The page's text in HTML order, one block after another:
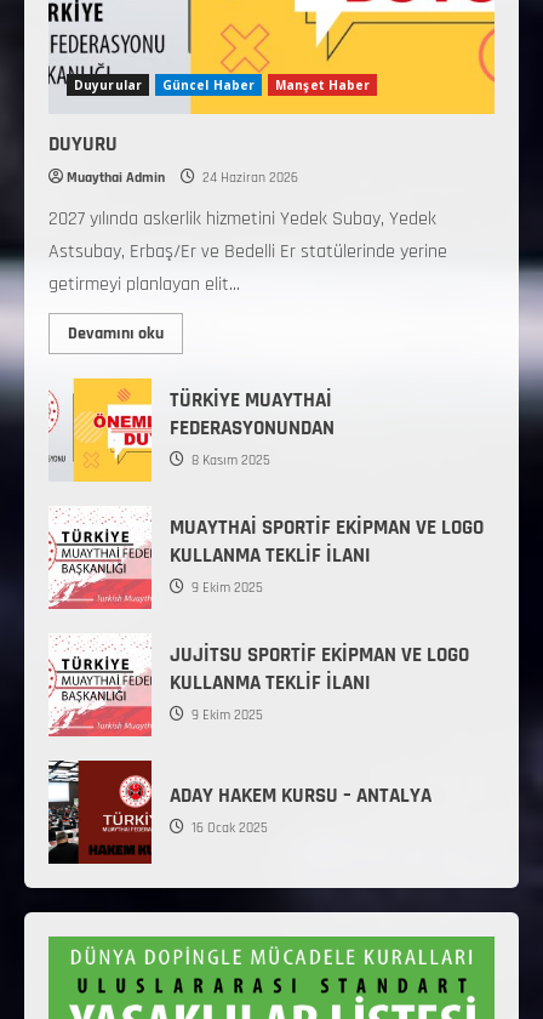
Duyurular Güncel Haber Manşet Haber
DUYURU
Muaythai Admin 24 Haziran 2026
2027 yılında askerlik hizmetini Yedek Subay, Yedek
Astsubay, Erbaş/Er ve Bedelli Er statülerinde yerine
getirmeyi planlayan elit...
Devamını oku
TÜRKİYE MUAYTHAİ
FEDERASYONUNDAN
8 Kasım 2025
MUAYTHAİ SPORTİF EKİPMAN VE LOGO
KULLANMA TEKLİF İLANI
9 Ekim 2025
JUJİTSU SPORTİF EKİPMAN VE LOGO
KULLANMA TEKLİF İLANI
9 Ekim 2025
ADAY HAKEM KURSU – ANTALYA
16 Ocak 2025